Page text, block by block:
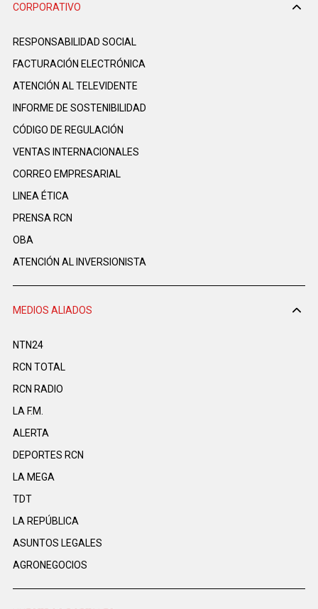
CORPORATIVO
RESPONSABILIDAD SOCIAL
FACTURACIÓN ELECTRÓNICA
ATENCIÓN AL TELEVIDENTE
INFORME DE SOSTENIBILIDAD
CÓDIGO DE REGULACIÓN
VENTAS INTERNACIONALES
CORREO EMPRESARIAL
LINEA ÉTICA
PRENSA RCN
OBA
ATENCIÓN AL INVERSIONISTA
MEDIOS ALIADOS
NTN24
RCN TOTAL
RCN RADIO
LA F.M.
ALERTA
DEPORTES RCN
LA MEGA
TDT
LA REPÚBLICA
ASUNTOS LEGALES
AGRONEGOCIOS